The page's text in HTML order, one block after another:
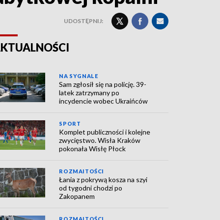
UDOSTĘPNIJ:
NA SYGNALE
Sam zgłosił się na policję. 39-
latek zatrzymany po
incydencie wobec Ukraińców
SPORT
Komplet publiczności i kolejne
zwycięstwo. Wisła Kraków
pokonała Wisłę Płock
ROZMAITOŚCI
Łania z pokrywą kosza na szyi
od tygodni chodzi po
Zakopanem